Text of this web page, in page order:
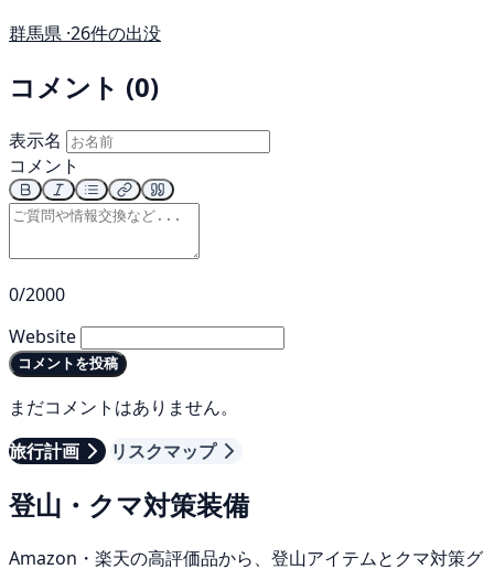
群馬県 ·26件の出没
コメント (0)
表示名
コメント
0/2000
Website
コメントを投稿
まだコメントはありません。
旅行計画
リスクマップ
登山・クマ対策装備
Amazon・楽天の高評価品から、登山アイテムとクマ対策グ